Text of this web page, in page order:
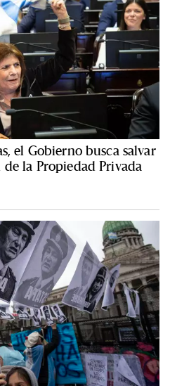
el Gobierno busca salvar
la Propiedad Privada